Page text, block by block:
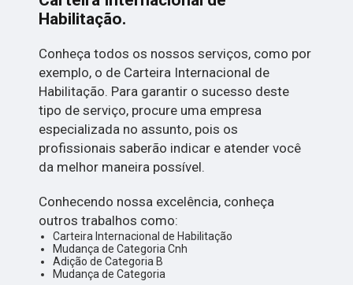
Habilitação.
Conheça todos os nossos serviços, como por
exemplo, o de Carteira Internacional de
Habilitação. Para garantir o sucesso deste
tipo de serviço, procure uma empresa
especializada no assunto, pois os
profissionais saberão indicar e atender você
da melhor maneira possível.
Conhecendo nossa excelência, conheça
outros trabalhos como:
Carteira Internacional de Habilitação
Mudança de Categoria Cnh
Adição de Categoria B
Mudança de Categoria